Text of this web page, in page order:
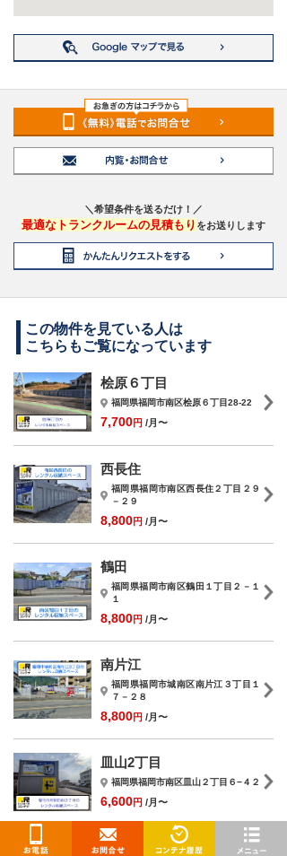
＼希望条件を送るだけ！／
最適なトランクルームの見積もり をお送りします
この物件を見ている人は
こちらもご覧になっています
桧原６丁目
福岡県福岡市南区桧原６丁目28-22
7,700円 /月〜
西長住
福岡県福岡市南区西長住２丁目２９
－２９
8,800円 /月〜
鶴田
福岡県福岡市南区鶴田１丁目２－１
１
8,800円 /月〜
南片江
福岡県福岡市城南区南片江３丁目１
７－２８
8,800円 /月〜
皿山2丁目
福岡県福岡市南区皿山２丁目６−４２
6,600円 /月〜